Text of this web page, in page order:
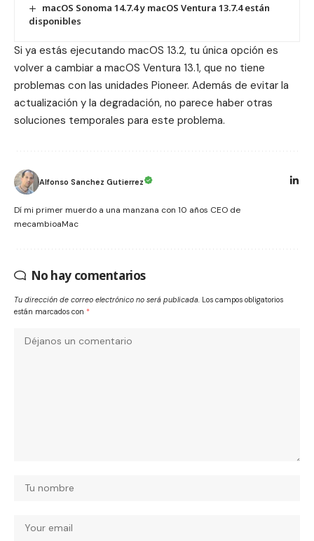
macOS Sonoma 14.7.4 y macOS Ventura 13.7.4 están
disponibles
Si ya estás ejecutando macOS 13.2, tu única opción es
volver a cambiar a macOS Ventura 13.1, que no tiene
problemas con las unidades Pioneer. Además de evitar la
actualización y la degradación, no parece haber otras
soluciones temporales para este problema.
Alfonso Sanchez Gutierrez
Dí mi primer muerdo a una manzana con 10 años CEO de
mecambioaMac
No hay comentarios
Tu dirección de correo electrónico no será publicada. Los campos obligatorios
están marcados con *